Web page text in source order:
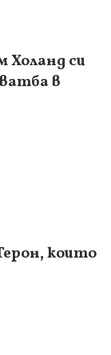
Холанд си
в
които